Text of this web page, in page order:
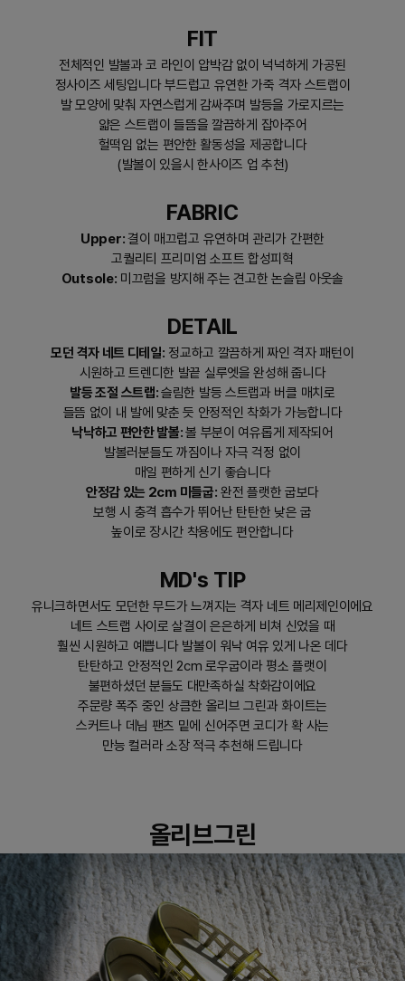
FIT
전체적인 발볼과 코 라인이 압박감 없이 넉넉하게 가공된
정사이즈 세팅입니다 부드럽고 유연한 가죽 격자 스트랩이
발 모양에 맞춰 자연스럽게 감싸주며 발등을 가로지르는
얇은 스트랩이 들뜸을 깔끔하게 잡아주어
헐떡임 없는 편안한 활동성을 제공합니다
(발볼이 있을시 한사이즈 업 추천)
FABRIC
Upper:결이 매끄럽고 유연하며 관리가 간편한
고퀄리티 프리미엄 소프트 합성피혁
Outsole: 미끄럼을 방지해 주는 견고한 논슬립 아웃솔
DETAIL
모던 격자 네트 디테일: 정교하고 깔끔하게 짜인 격자 패턴이
시원하고 트렌디한 발끝 실루엣을 완성해 줍니다
발등 조절 스트랩:슬림한 발등 스트랩과 버클 매치로
들뜸 없이 내 발에 맞춘 듯 안정적인 착화가 가능합니다
낙낙하고 편안한 발볼:볼 부분이 여유롭게 제작되어
발볼러분들도 까짐이나 자극 걱정 없이
매일 편하게 신기 좋습니다
안정감 있는 2cm 미들굽: 완전 플랫한 굽보다
보행 시 충격 흡수가 뛰어난 탄탄한 낮은 굽
높이로 장시간 착용에도 편안합니다
MD's TIP
유니크하면서도 모던한 무드가 느껴지는 격자 네트 메리제인이에요
네트 스트랩 사이로 살결이 은은하게 비쳐 신었을 때
훨씬 시원하고 예쁩니다 발볼이 워낙 여유 있게 나온 데다
탄탄하고 안정적인 2cm 로우굽이라 평소 플랫이
불편하셨던 분들도 대만족하실 착화감이에요
주문량 폭주 중인 상큼한 올리브 그린과 화이트는
스커트나 데님 팬츠 밑에 신어주면 코디가 확 사는
만능 컬러라 소장 적극 추천해 드립니다
올리브그린